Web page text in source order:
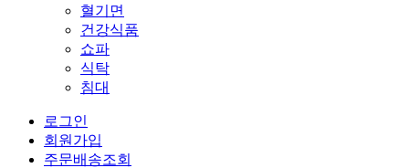
혈기면
건강식품
쇼파
식탁
침대
로그인
회원가입
주문배송조회